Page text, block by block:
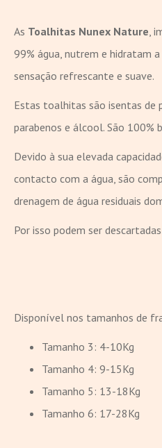
As Toalhitas Nunex Nature,
99% água, nutrem e hidratam
sensação refrescante e suave.
Estas toalhitas são isentas de
parabenos e álcool. São 100%
Devido à sua elevada
contacto com a água, são
drenagem de água residuais
Por isso podem ser
Disponível nos tamanhos de
Tamanho 3: 4-10Kg
Tamanho 4: 9-15Kg
Tamanho 5: 13-18Kg
Tamanho 6: 17-28Kg